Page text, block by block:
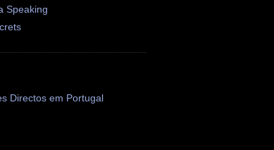
Speaking
Directos em Portugal